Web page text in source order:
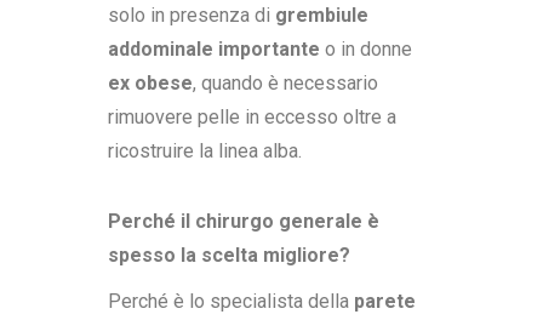
solo in presenza di grembiule
addominale importante o in donne
ex obese, quando è necessario
rimuovere pelle in eccesso oltre a
ricostruire la linea alba.
Perché il chirurgo generale è
spesso la scelta migliore?
Perché è lo specialista della parete